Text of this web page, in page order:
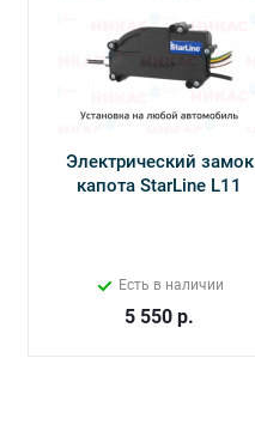
Электрический замок
капота StarLine L11
Есть в наличии
5 550 р.